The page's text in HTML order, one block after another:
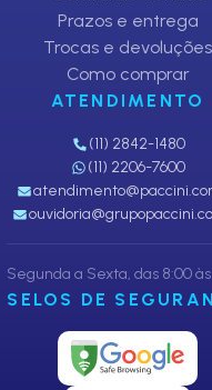
Prazos e entrega
Trocas e devoluções
Como comprar
ATENDIMENTO
(11) 2842-1480
(11) 2206-7600
Segunda a Sexta, das 8:00 às
SELOS DE